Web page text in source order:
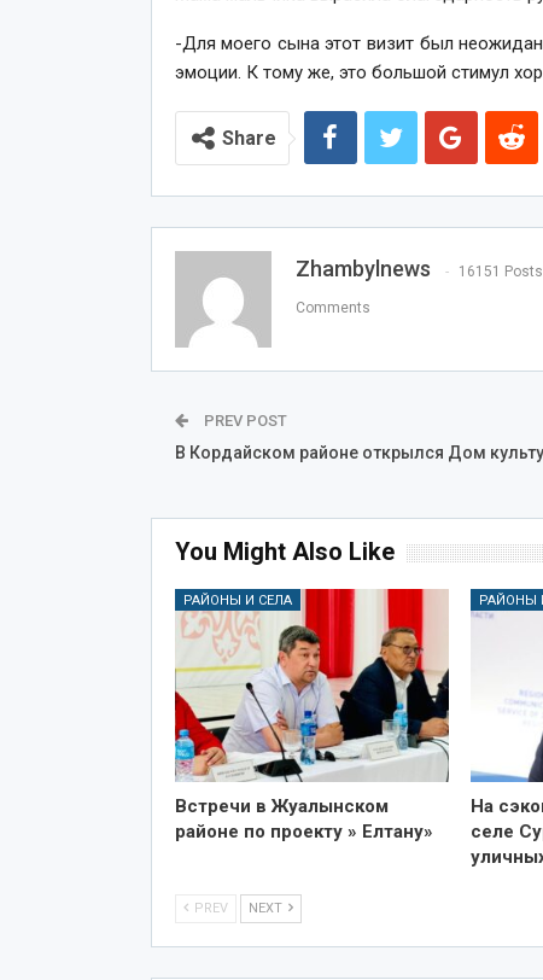
-Для моего сына этот визит был
эмоции. К тому же, это большой стимул
Share
Zhambylnews 16151 Posts
Comments
PREV POST
В Кордайском районе открылся Дом
You Might Also Like
РАЙОНЫ И СЕЛА
Встречи в Жуалынском
районе по проекту » Елтану»
РАЙОНЫ
На
селе
PREV NEXT